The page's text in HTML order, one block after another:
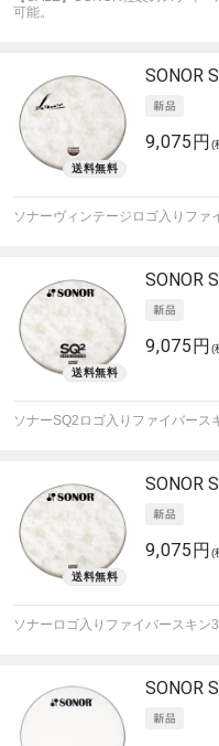
可能。
SONOR
9,075円 (
ソナーヴィンテージロゴ入りファ
SONOR
9,075円 (
ソナーSQ2ロゴ入りファイバース
SONOR
9,075円 (
ソナーロゴ入りファイバースキン
SONOR